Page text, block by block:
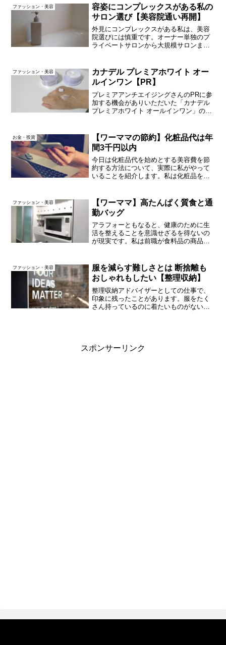
４段のトレイすべてにフェルトが敷かれ
ているところが購...
ファッション・美容
容姿にコンプレックスがある私の
サロン選び【美容院通い再開】
外見にコンプレックスがある私は、美容
院選びには慎重です。オーナー単独のプ
ライベートサロンから大規模サロンま
ころで、いろんなタイプで感じた美容院
のメリット・デメリットを書...
ファッション・美容
カナデル プレミアホワイト オー
ルインワン【PR】
プレミアアンチエイジングさんのPRに参
加する機会がありいただいた「カナデル
プレミアホワイト オールインワン」のレ
ンはありがたいお助けアイテム。早速使
用感レビューいって...
お金・投資
【ワーママの節約】化粧品代は年
間3千円以内
今日は化粧品代を始めとする美容費を節
約する方法について、実際に私がやって
いることを紹介します。私は化粧品を使
品代はここ3、4年は月平均250円、年間で
約3千円です。０円...
ファッション・美容
【ワーママ】高たんぱく質食と通
勤バッグ
アラフォーともなると、健康のために生
活を整えることを意識せざるを得ないの
が現実です。私は前職が食料品の商品開
毎日ずっと完璧にストイックな生活をし
ているわけでもなく。。。...
ファッション・美容
服を減らす難しさとは 断捨離も
おしゃれもしたい【整理収納】
整理収納アドバイザーとしての仕事で、
印象に残ったことがあります。服をたく
さん持っているのに着たいものがない、
スポンサーリンク